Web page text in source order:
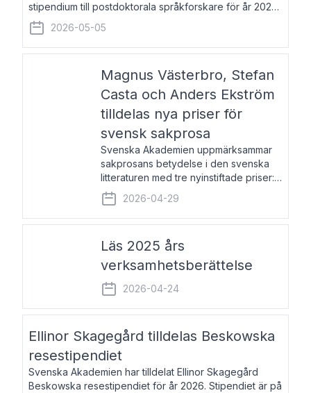
stipendium till postdoktorala språkforskare för år 2026.
Stipendiebeloppet är 75 000 kronor per mottagare.
Anders Agebjörn, född 1984, är universitet
2026-05-05
Magnus Västerbro, Stefan
Casta och Anders Ekström
tilldelas nya priser för
svensk sakprosa
Svenska Akademien uppmärksammar
sakprosans betydelse i den svenska
litteraturen med tre nyinstiftade priser:
Svenska Akademiens pris till
framstående författare av svensk
sakprosa som i år går till Magnus
2026-04-29
Läs 2025 års
verksamhetsberättelse
2026-04-24
Ellinor Skagegård tilldelas Beskowska
resestipendiet
Svenska Akademien har tilldelat Ellinor Skagegård
Beskowska resestipendiet för år 2026. Stipendiet är på